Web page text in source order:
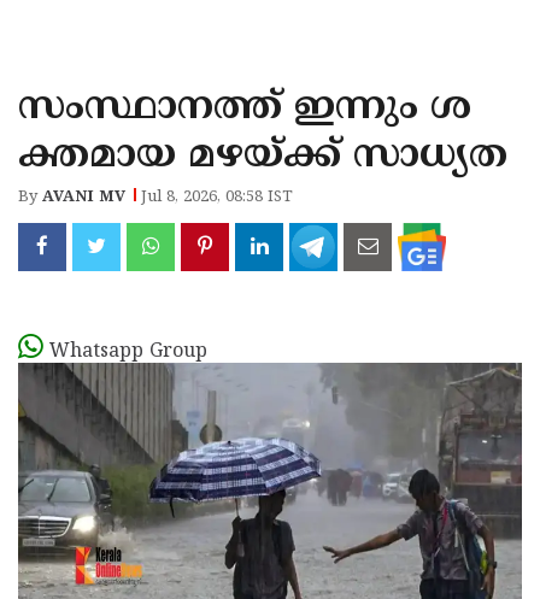
KANNUR
KASARAGOD
സംസ്ഥാനത്ത് ഇന്നും ശ
ക്തമായ മഴയ്ക്ക് സാധ്യത
ByAVANI MV Jul 8, 2026, 08:58 IST
Whatsapp Group